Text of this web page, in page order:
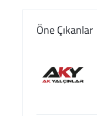
Öne Çıkanlar